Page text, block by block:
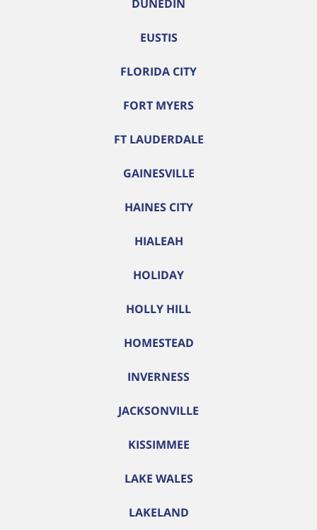
DUNEDIN
EUSTIS
FLORIDA CITY
FORT MYERS
FT LAUDERDALE
GAINESVILLE
HAINES CITY
HIALEAH
HOLIDAY
HOLLY HILL
HOMESTEAD
INVERNESS
JACKSONVILLE
KISSIMMEE
LAKE WALES
LAKELAND